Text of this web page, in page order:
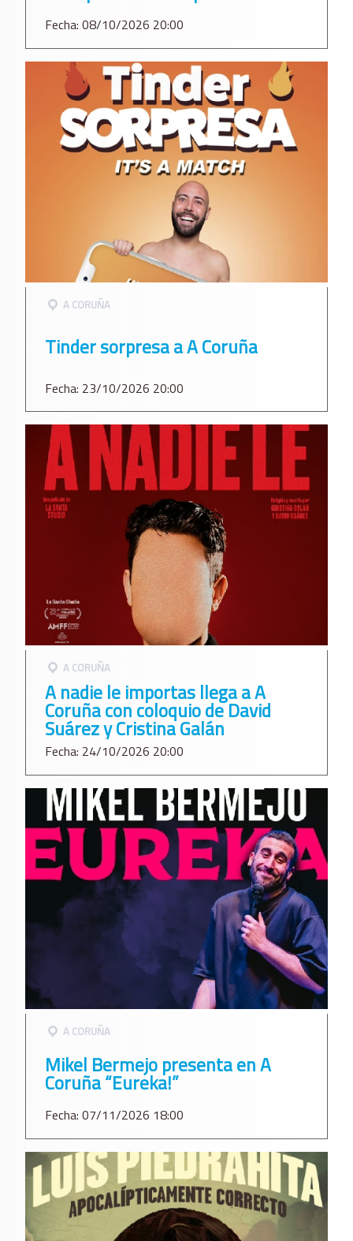
Fecha: 08/10/2026 20:00
A CORUÑA
Tinder sorpresa a A Coruña
Fecha: 23/10/2026 20:00
A CORUÑA
A nadie le importas llega a A
Coruña con coloquio de David
Suárez y Cristina Galán
Fecha: 24/10/2026 20:00
A CORUÑA
Mikel Bermejo presenta en A
Coruña “Eureka!”
Fecha: 07/11/2026 18:00